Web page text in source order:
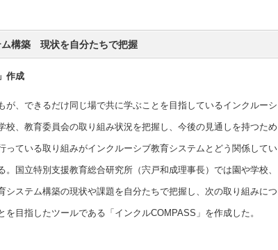
ム構築 現状を自分たちで把握
作成
、できるだけ同じ場で共に学ぶことを目指しているインクルーシ
校、教育委員会の取り組み状況を把握し、今後の見通しを持つため
っている取り組みがインクルーシブ教育システムとどう関係してい
。国立特別支援教育総合研究所（宍戸和成理事長）では園や学校、
システム構築の現状や課題を自分たちで把握し、次の取り組みにつ
を目指したツールである「インクルCOMPASS」を作成した。